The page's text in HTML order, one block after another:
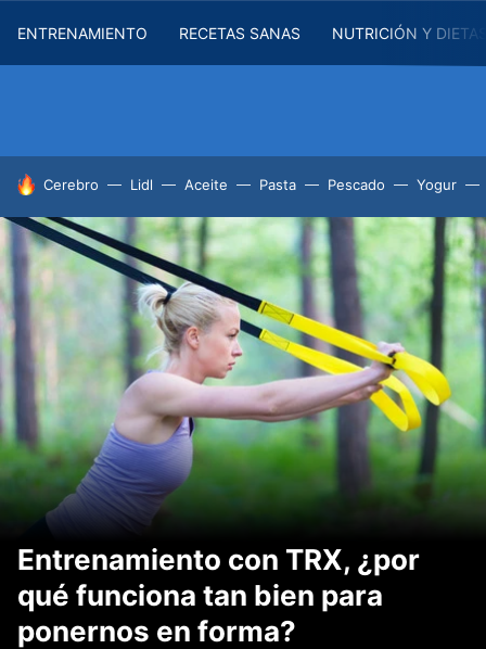
ENTRENAMIENTO RECETAS SANAS NUTRICIÓN Y
HOY SE HABLA DE
Cerebro Lidl Aceite Pasta Pescado Yogur
Entrenamiento con TRX, ¿por
qué funciona tan bien para
ponernos en forma?